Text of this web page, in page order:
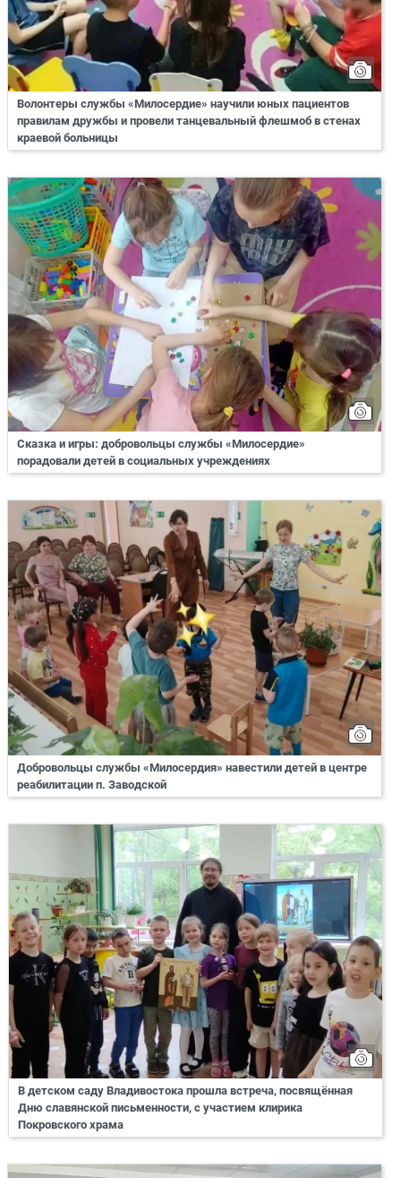
Волонтеры службы «Милосердие» научили юных пациентов
правилам дружбы и провели танцевальный флешмоб в стенах
краевой больницы
Сказка и игры: добровольцы службы «Милосердие»
порадовали детей в социальных учреждениях
Добровольцы службы «Милосердия» навестили детей в центре
реабилитации п. Заводской
В детском саду Владивостока прошла встреча, посвящённая
Дню славянской письменности, с участием клирика
Покровского храма